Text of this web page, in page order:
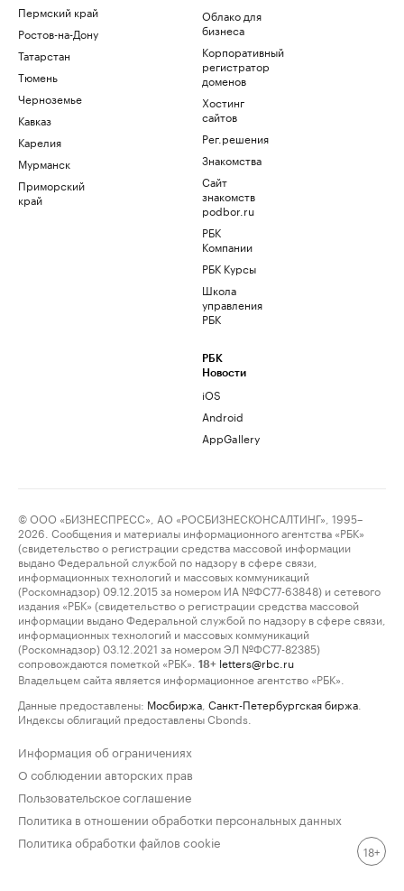
Пермский край
Ростов-на-Дону
Татарстан
Тюмень
Черноземье
Кавказ
Карелия
Мурманск
Приморский
край
Облако для
бизнеса
Корпоративный
регистратор
доменов
Хостинг
сайтов
Рег.решения
Знакомства
Сайт
знакомств
podbor.ru
РБК
Компании
РБК Курсы
Школа
управления
РБК
РБК
Новости
iOS
Android
AppGallery
© ООО «БИЗНЕСПРЕСС», АО «РОСБИЗНЕСКОНСАЛТИНГ», 1995–
2026. Сообщения и материалы информационного агентства «РБК»
(свидетельство о регистрации средства массовой информации
выдано Федеральной службой по надзору в сфере связи,
информационных технологий и массовых коммуникаций
(Роскомнадзор) 09.12.2015 за номером ИА №ФС77-63848) и сетевого
издания «РБК» (свидетельство о регистрации средства массовой
информации выдано Федеральной службой по надзору в сфере связи,
информационных технологий и массовых коммуникаций
(Роскомнадзор) 03.12.2021 за номером ЭЛ №ФС77-82385)
сопровождаются пометкой «РБК».
18+ letters@rbc.ru
Владельцем сайта является информационное агентство «РБК».
Данные предоставлены: Мосбиржа Санкт-Петербургская биржа
Индексы облигаций предоставлены Cbonds.
Информация об ограничениях
О соблюдении авторских прав
Пользовательское соглашение
Политика в отношении обработки персональных данных
Политика обработки файлов cookie
18+